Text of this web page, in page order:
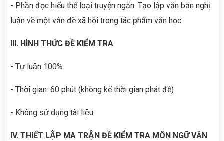
- Phần đọc hiểu thể loại truyện ngắn. Tạo lập văn bản nghị
luận về một vấn đề xã hội trong tác phẩm văn học.
III. HÌNH THỨC ĐỀ KIỂM TRA
- Tự luận 100%
- Thời gian: 60 phút (không kể thời gian phát đề)
- Không sử dụng tài liệu
IV. THIẾT LẬP MA TRẬN ĐỀ KIỂM TRA MÔN NGỮ VĂN